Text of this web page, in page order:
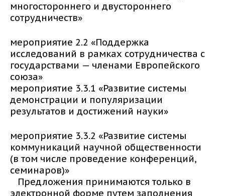
многостороннего и двустороннего
сотрудничеств»
мероприятие 2.2 «Поддержка
исследований в рамках сотрудничества с
государствами — членами Европейского
союза»
мероприятие 3.3.1 «Развитие системы
демонстрации и популяризации
результатов и достижений науки»
мероприятие 3.3.2 «Развитие системы
коммуникаций научной общественности
(в том числе проведение конференций,
семинаров)»
Предложения принимаются только в
электронной форме путем заполнения